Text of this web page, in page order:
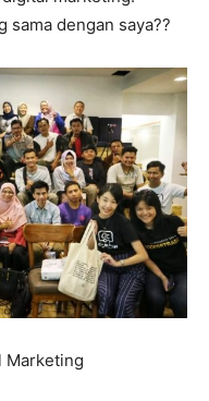
sama dengan saya??
Marketing